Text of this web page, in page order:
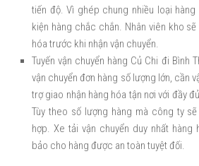
tiến độ. Vì ghép chung nhiều loại
kiện hàng chắc chắn. Nhân viên kho
hóa trước khi nhận vận chuyển.
Tuyến vận chuyển hàng Củ Chi đi Bình
vận chuyển đơn hàng số lượng lớn, cần
trợ giao nhận hàng hóa tận nơi với đầy
Tùy theo số lượng hàng mà công ty
hợp. Xe tải vận chuyển duy nhất hàng
bảo cho hàng được an toàn tuyệt đối.